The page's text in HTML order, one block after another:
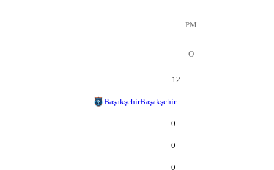
РМ
О
12
BaşakşehirBaşakşehir
0
0
0